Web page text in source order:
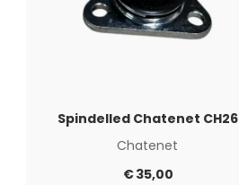
Spindelled Chatenet CH26
Chatenet
€35,00